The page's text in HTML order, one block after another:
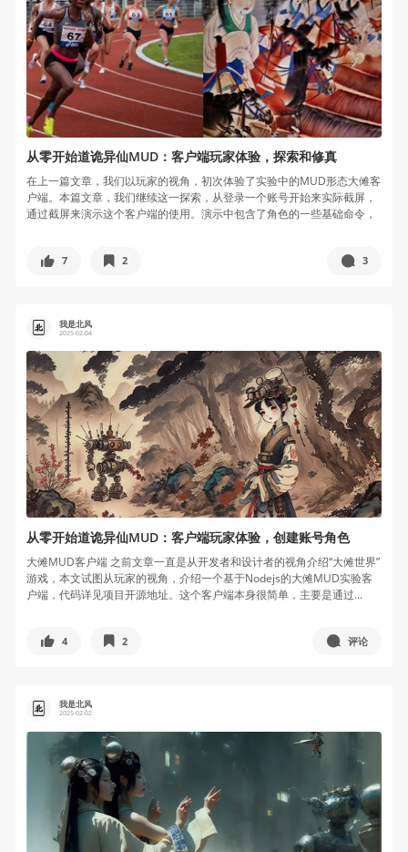
从零开始道诡异仙MUD：客户端玩家体验，探索和修真
在上一篇文章，我们以玩家的视角，初次体验了实验中的MUD形态大傩客
户端。本篇文章，我们继续这一探索，从登录一个账号开始来实际截屏，
通过截屏来演示这个客户端的使用。演示中包含了角色的一些基础命令，
7 2 3
我是北风
2025-02-04
从零开始道诡异仙MUD：客户端玩家体验，创建账号角色
大傩MUD客户端 之前文章一直是从开发者和设计者的视角介绍“大傩世界”
游戏，本文试图从玩家的视角，介绍一个基于Nodejs的大傩MUD实验客
户端，代码详见项目开源地址。这个客户端本身很简单，主要是通过...
4 2 评论
我是北风
2025-02-02